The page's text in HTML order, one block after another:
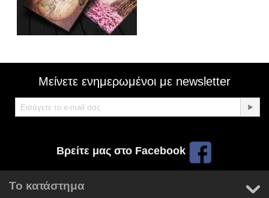
Μείνετε ενημερωμένοι με newsletter
Βρείτε μας στο Facebook
Το κατάστημα